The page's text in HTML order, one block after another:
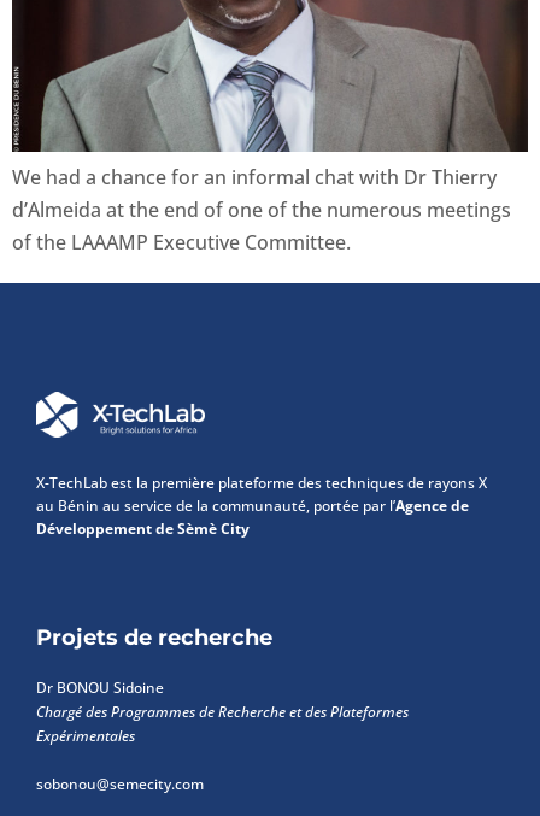
We had a chance for an informal chat with Dr Thierry
d’Almeida at the end of one of the numerous meetings
of the LAAAMP Executive Committee.
X-TechLab est la première plateforme des techniques de rayons X
au Bénin au service de la communauté, portée par l’Agence de
Développement de Sèmè City
Projets de recherche
Dr BONOU Sidoine
Chargé des Programmes de Recherche et des Plateformes
Expérimentales
sobonou@semecity.com